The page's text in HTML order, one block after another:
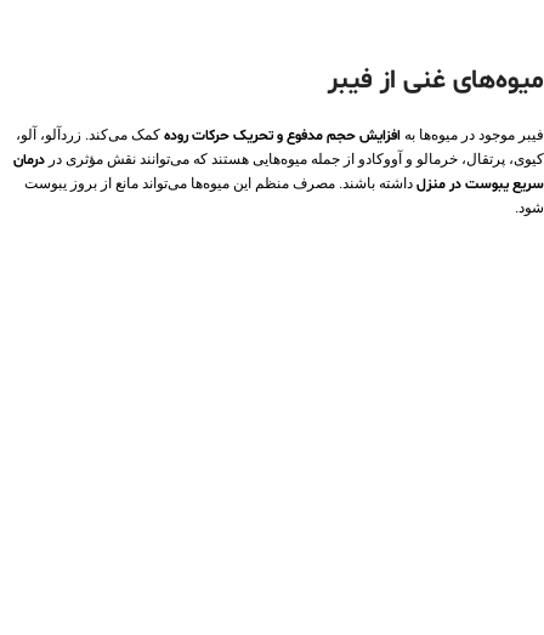
میوه‌های غنی از فیبر
فیبر موجود در میوه‌ها به افزایش حجم مدفوع و تحریک حرکات روده کمک می‌کند. زردآلو، آلو،
کیوی، پرتقال، خرمالو و آووکادو از جمله میوه‌هایی هستند که می‌توانند نقش مؤثری در درمان
سریع یبوست در منزل داشته باشند. مصرف منظم این میوه‌ها می‌تواند مانع از بروز یبوست
شود.